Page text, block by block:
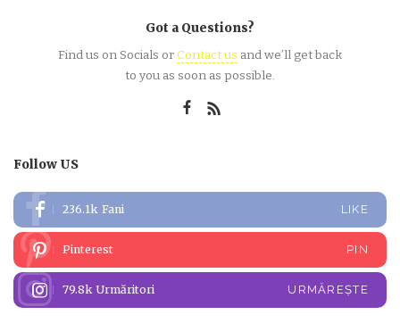
Got a Questions?
Find us on Socials orContact us and we’ll get back
to you as soon as possible.
Follow US
236.1k Fani LIKE
Pinterest PIN
79.8k Urmăritori URMĂREȘTE